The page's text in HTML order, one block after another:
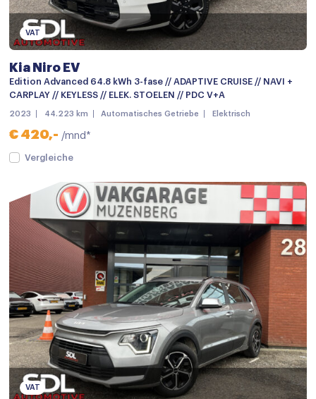
Chroom delen exterieur
Dimlichten automatisch
Getint glas
Keyless entry
keyless entry
LED achterlichten
LED dagrijverlichting
LED koplampen
Lichtmetalen velgen 18"
Metaalkleur
Mistlampen voor
Parkeer assistent
Parkeersensor achter
Parkeersensor voor
VAT
Kia Niro EV
Edition Advanced 64.8 kWh 3-fase // ADAPTIVE CRUISE // NAVI +
CARPLAY // KEYLESS // ELEK. STOELEN // PDC V+A
2023 44.223 km Automatisches Getriebe Elektrisch
€ 420,- /mnd*
Vergleiche
VAT